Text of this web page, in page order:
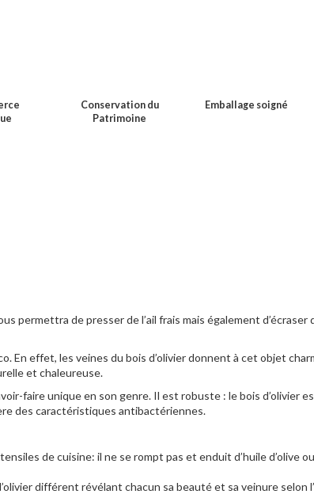
Conservation du
Patrimoine
Emballage soigné
permettra de presser de l’ail frais mais également
En effet, les veines du bois d’olivier donnent à cet objet
et chaleureuse.
faire unique en son genre. Il est robuste : le bois d’olivier
des caractéristiques antibactériennes.
de cuisine: il ne se rompt pas et enduit d’huile d’olive
différent révélant chacun sa beauté et sa veinure selon